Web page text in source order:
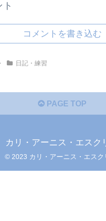
ト
コメントを書き込む
日記・練習
PAGE TOP
カリ・アーニス・エスク
© 2023 カリ・アーニス・エスク